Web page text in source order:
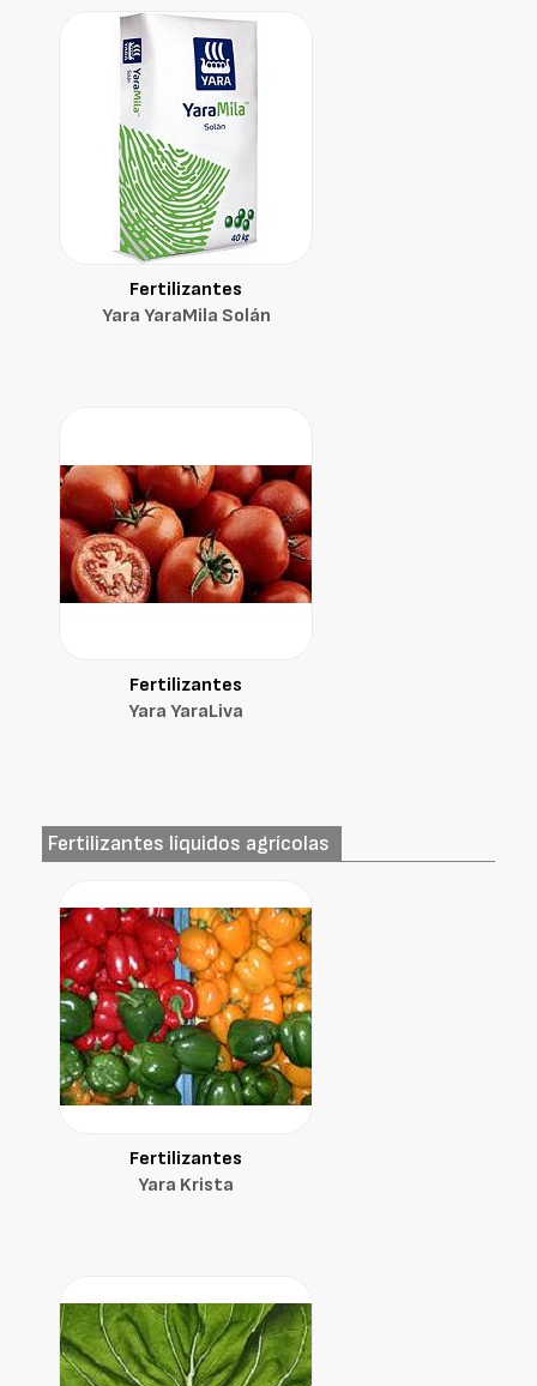
Fertilizantes
Yara YaraMila Solán
Fertilizantes
Yara YaraLiva
Fertilizantes líquidos agrícolas
Fertilizantes
Yara Krista